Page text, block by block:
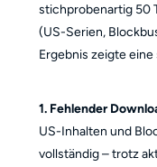
stichprobenartig 50
(US-Serien,
Ergebnis zeigte
1. Fehlender
US-Inhalten und
vollständig – trotz